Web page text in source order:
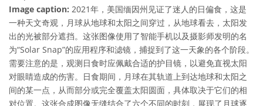
Image caption: 2021年，美国缅因州见证了迷人的日偏食，这是
一种天文奇观，月球从地球和太阳之间穿过，从地球看去，太阳发
出的光被部分遮挡。这张图像使用了智能手机以及摄影师发明的名
为“Solar Snap”的应用程序和滤镜，捕捉到了这一天象的各个阶段。
需要注意的是，观测日食时应佩戴合适的护目镜，以避免直视太阳
对眼睛造成的伤害。日食期间，月球在其轨道上到达地球和太阳之
间的某一点，从而部分或完全覆盖太阳圆面，具体取决于它们的相
对位置。这张合成图像无缝结合了六个不同的时刻，展现了月球逐